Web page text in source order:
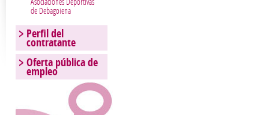
de Debagoiena
Perfil del
contratante
Oferta pública de
empleo